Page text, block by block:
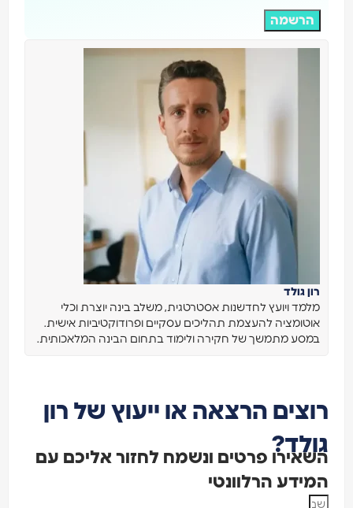
הרשמה
רון גולד
מלמד ויועץ לחדשנות אסטרטגית, משלב בינה יוצרת וכלי
אוטומציה להעצמת תהליכים עסקיים ופרודוקטיביות אישית.
במסע מתמשך של חקירה ולימוד בתחום הבינה המלאכותית.
רוצים הרצאה או ייעוץ של רון
גולד?
השאירו פרטים ונשמח לחזור אליכם עם
המידע הרלוונטי